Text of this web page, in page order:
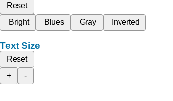
Reset
Bright
Blues Gray Inverted
Text Size
Reset
+
-